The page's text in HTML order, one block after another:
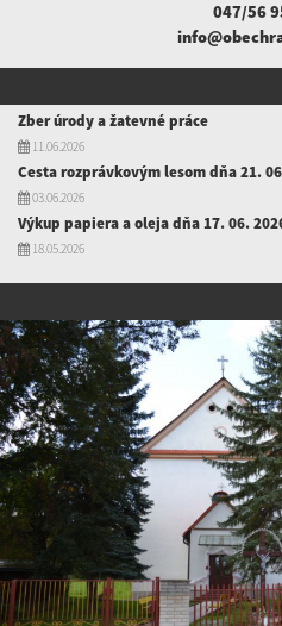
047/56
Zber úrody a žatevné práce
11.06.2026
Cesta rozprávkovým lesom dňa 21.
03.06.2026
Výkup papiera a oleja dňa 17. 06.
18.05.2026